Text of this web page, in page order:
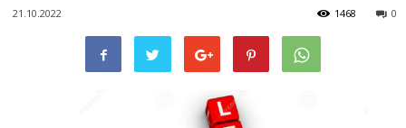
21.10.2022 0
1468